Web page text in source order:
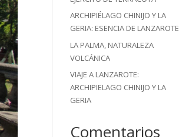
ARCHIPIÉLAGO CHINIJO Y LA
GERIA: ESENCIA DE LANZAROTE
LA PALMA, NATURALEZA
VOLCÁNICA
VIAJE A LANZAROTE:
ARCHIPIELAGO CHINIJO Y LA
GERIA
Comentarios